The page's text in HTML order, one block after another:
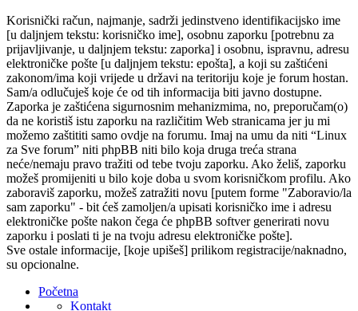
Korisnički račun, najmanje, sadrži jedinstveno identifikacijsko ime
[u daljnjem tekstu: korisničko ime], osobnu zaporku [potrebnu za
prijavljivanje, u daljnjem tekstu: zaporka] i osobnu, ispravnu, adresu
elektroničke pošte [u daljnjem tekstu: epošta], a koji su zaštićeni
zakonom/ima koji vrijede u državi na teritoriju koje je forum hostan.
Sam/a odlučuješ koje će od tih informacija biti javno dostupne.
Zaporka je zaštićena sigurnosnim mehanizmima, no, preporučam(o)
da ne koristiš istu zaporku na različitim Web stranicama jer ju mi
možemo zaštititi samo ovdje na forumu. Imaj na umu da niti “Linux
za Sve forum” niti phpBB niti bilo koja druga treća strana
neće/nemaju pravo tražiti od tebe tvoju zaporku. Ako želiš, zaporku
možeš promijeniti u bilo koje doba u svom korisničkom profilu. Ako
zaboraviš zaporku, možeš zatražiti novu [putem forme "Zaboravio/la
sam zaporku" - bit ćeš zamoljen/a upisati korisničko ime i adresu
elektroničke pošte nakon čega će phpBB softver generirati novu
zaporku i poslati ti je na tvoju adresu elektroničke pošte].
Sve ostale informacije, [koje upišeš] prilikom registracije/naknadno,
su opcionalne.
Početna
Kontakt